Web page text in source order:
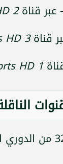
2
HD 3
HD 1
تُقام اليوم عدد من المباريات